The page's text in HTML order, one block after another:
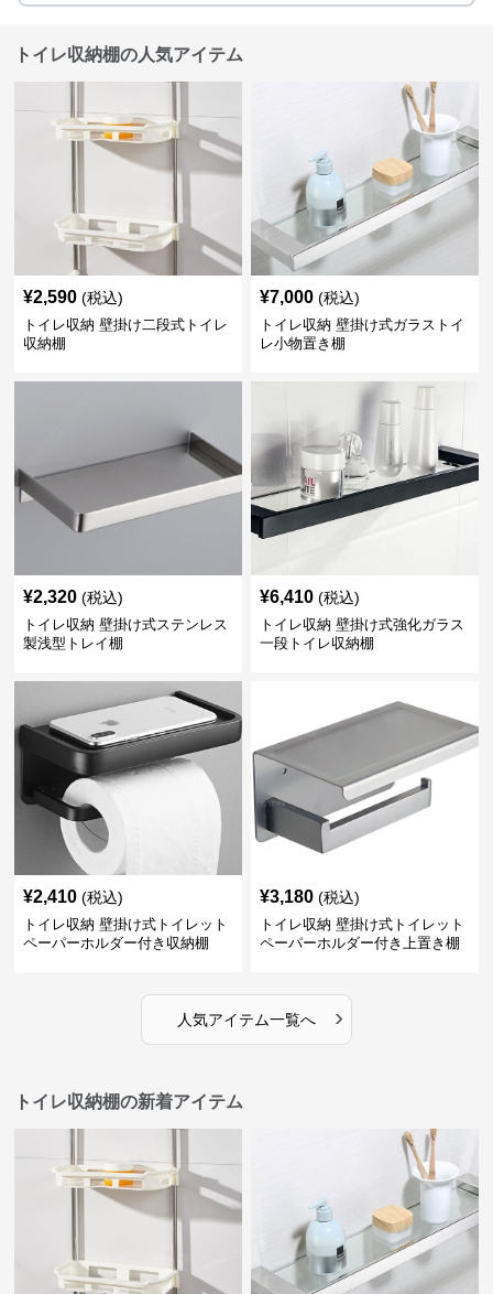
トイレ収納棚の人気アイテム
¥2,590 (税込)
トイレ収納 壁掛け二段式トイレ
収納棚
¥7,000 (税込)
トイレ収納 壁掛け式ガラストイ
レ小物置き棚
¥2,320 (税込)
トイレ収納 壁掛け式ステンレス
製浅型トレイ棚
¥6,410 (税込)
トイレ収納 壁掛け式強化ガラス
一段トイレ収納棚
¥2,410 (税込)
トイレ収納 壁掛け式トイレット
ペーパーホルダー付き収納棚
¥3,180 (税込)
トイレ収納 壁掛け式トイレット
ペーパーホルダー付き上置き棚
人気アイテム一覧へ ›
トイレ収納棚の新着アイテム